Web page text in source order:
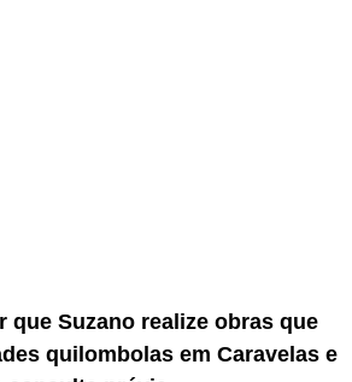
que Suzano realize obras que
quilombolas em Caravelas e